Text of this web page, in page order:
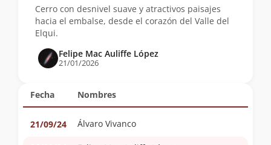
Fecha Nombres
21/09/24 Álvaro Vivanco
Cerro con desnivel suave y atractivos paisajes
hacia el embalse, desde el corazón del Valle del
Elqui.
Felipe Mac Auliffe López
21/01/2026